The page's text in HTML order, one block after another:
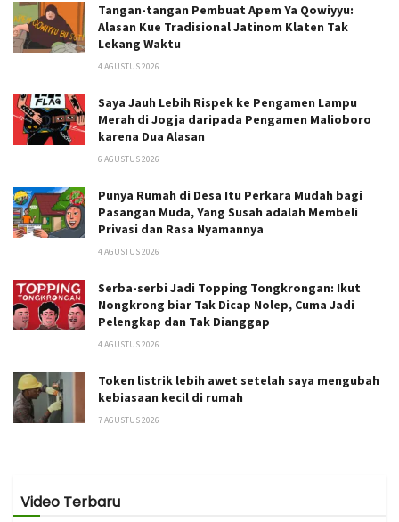
Tangan-tangan Pembuat Apem Ya Qowiyyu:
Alasan Kue Tradisional Jatinom Klaten Tak
Lekang Waktu
4 AGUSTUS 2026
Saya Jauh Lebih Rispek ke Pengamen Lampu
Merah di Jogja daripada Pengamen Malioboro
karena Dua Alasan
6 AGUSTUS 2026
Punya Rumah di Desa Itu Perkara Mudah bagi
Pasangan Muda, Yang Susah adalah Membeli
Privasi dan Rasa Nyamannya
4 AGUSTUS 2026
Serba-serbi Jadi Topping Tongkrongan: Ikut
Nongkrong biar Tak Dicap Nolep, Cuma Jadi
Pelengkap dan Tak Dianggap
4 AGUSTUS 2026
Token listrik lebih awet setelah saya mengubah
kebiasaan kecil di rumah
7 AGUSTUS 2026
Video Terbaru